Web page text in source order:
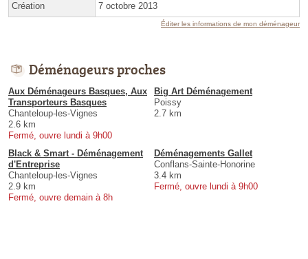
Création 7 octobre 2013
Éditer les informations de mon déménageur
Déménageurs proches
Aux Déménageurs Basques, Aux
Transporteurs Basques
Chanteloup-les-Vignes
2.6 km
Fermé, ouvre lundi à 9h00
Big Art Déménagement
Poissy
2.7 km
Black & Smart - Déménagement
d'Entreprise
Chanteloup-les-Vignes
2.9 km
Fermé, ouvre demain à 8h
Déménagements Gallet
Conflans-Sainte-Honorine
3.4 km
Fermé, ouvre lundi à 9h00